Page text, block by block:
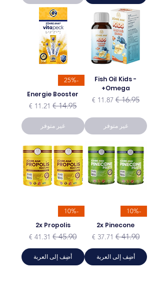
Fish Oil Kids -
Omega+
سعر عادي‏16.95 € سعر البيع‏11.87 €
غير متوفر
-25%
Energie Booster
سعر عادي‏14.95 € سعر البيع
غير متوفر
-10%
2x Pinecone
سعر عادي‏41.90 € سعر البيع
أضِف إلى العربة
-10%
2x Propolis
سعر عادي‏45.90 € سعر البيع
أضِف إلى العربة